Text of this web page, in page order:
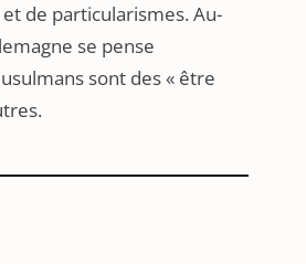
de particularismes. Au-
se pense
sont des « être